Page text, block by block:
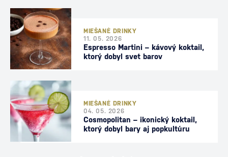
MIEŠANÉ DRINKY
11. 05. 2026
Espresso Martini – kávový koktail,
ktorý dobyl svet barov
MIEŠANÉ DRINKY
04. 05. 2026
Cosmopolitan – ikonický koktail,
ktorý dobyl bary aj popkultúru